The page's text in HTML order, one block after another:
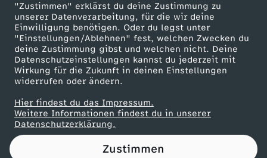
"Zustimmen" erklärst du deine Zustimmung zu
unserer Datenverarbeitung, für die wir deine
Einwilligung benötigen. Oder du legst unter
"Einstellungen/Ablehnen" fest, welchen Zwecken du
deine Zustimmung gibst und welchen nicht. Deine
Datenschutzeinstellungen kannst du jederzeit mit
Wirkung für die Zukunft in deinen Einstellungen
widerrufen oder ändern.
Hier findest du das Impressum.
Weitere Informationen findest du in unserer
Datenschutzerklärung.
Zustimmen
A
X
T
r
Mainzelmännchen
Partner